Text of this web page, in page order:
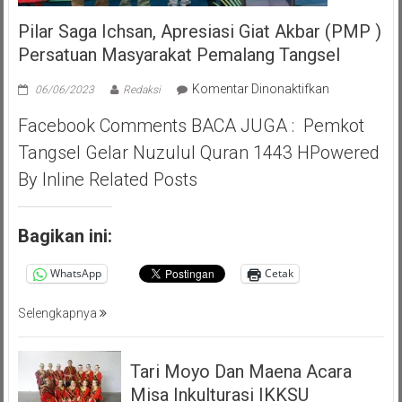
Pilar Saga Ichsan, Apresiasi Giat Akbar (PMP )
Persatuan Masyarakat Pemalang Tangsel
06/06/2023 Redaksi Komentar Dinonaktifkanpada
Saga
Apresiasi
Facebook Comments BACA JUGA : Pemkot
Tangsel Gelar Nuzulul Quran 1443 HPowered
By Inline Related Posts
Bagikan ini:
WhatsApp Cetak
Selengkapnya
Tari Moyo Dan Maena Acara
Misa Inkulturasi IKKSU